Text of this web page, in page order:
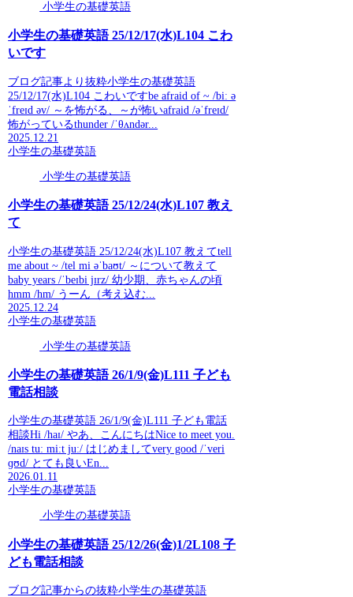
小学生の基礎英語
小学生の基礎英語 25/12/17(水)L104 こわ
いです
ブログ記事より抜粋小学生の基礎英語
25/12/17(水)L104 こわいですbe afraid of ~ /biː ə
ˈfreɪd əv/ ～を怖がる、～が怖いafraid /əˈfreɪd/
怖がっているthunder /ˈθʌndər...
2025.12.21
小学生の基礎英語
小学生の基礎英語
小学生の基礎英語 25/12/24(水)L107 教え
て
小学生の基礎英語 25/12/24(水)L107 教えてtell
me about ~ /tel mi əˈbaʊt/ ～について教えて
baby years /ˈbeɪbi jɪrz/ 幼少期、赤ちゃんの頃
hmm /hm/ うーん（考え込む...
2025.12.24
小学生の基礎英語
小学生の基礎英語
小学生の基礎英語 26/1/9(金)L111 子ども
電話相談
小学生の基礎英語 26/1/9(金)L111 子ども電話
相談Hi /haɪ/ やあ、こんにちはNice to meet you.
/naɪs tuː miːt juː/ はじめましてvery good /ˈveri
ɡʊd/ とても良いEn...
2026.01.11
小学生の基礎英語
小学生の基礎英語
小学生の基礎英語 25/12/26(金)1/2L108 子
ども電話相談
ブログ記事からの抜粋小学生の基礎英語